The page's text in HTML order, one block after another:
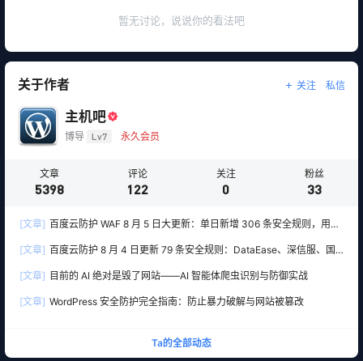
暂无讨论，说说你的看法吧
关于作者 关注 私信
主机吧
博导 Lv7 永久会员
文章
5398
评论
122
关注
0
粉丝
33
[文章] 百度云防护 WAF 8 月 5 日大更新：单日新增 306 条安全规则，用友
[文章] 百度云防护 8 月 4 日更新 79 条安全规则：DataEase、深信服、国
[文章] 目前的 AI 绝对是毁了网站——AI 智能体爬虫识别与防御实战
[文章] WordPress 安全防护完全指南：防止暴力破解与网站被篡改
Ta的全部动态